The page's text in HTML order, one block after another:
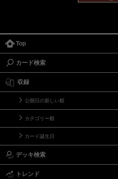
Top
カード検索
収録
公開日の新しい順
カテゴリー順
カード誕生日
デッキ検索
トレンド